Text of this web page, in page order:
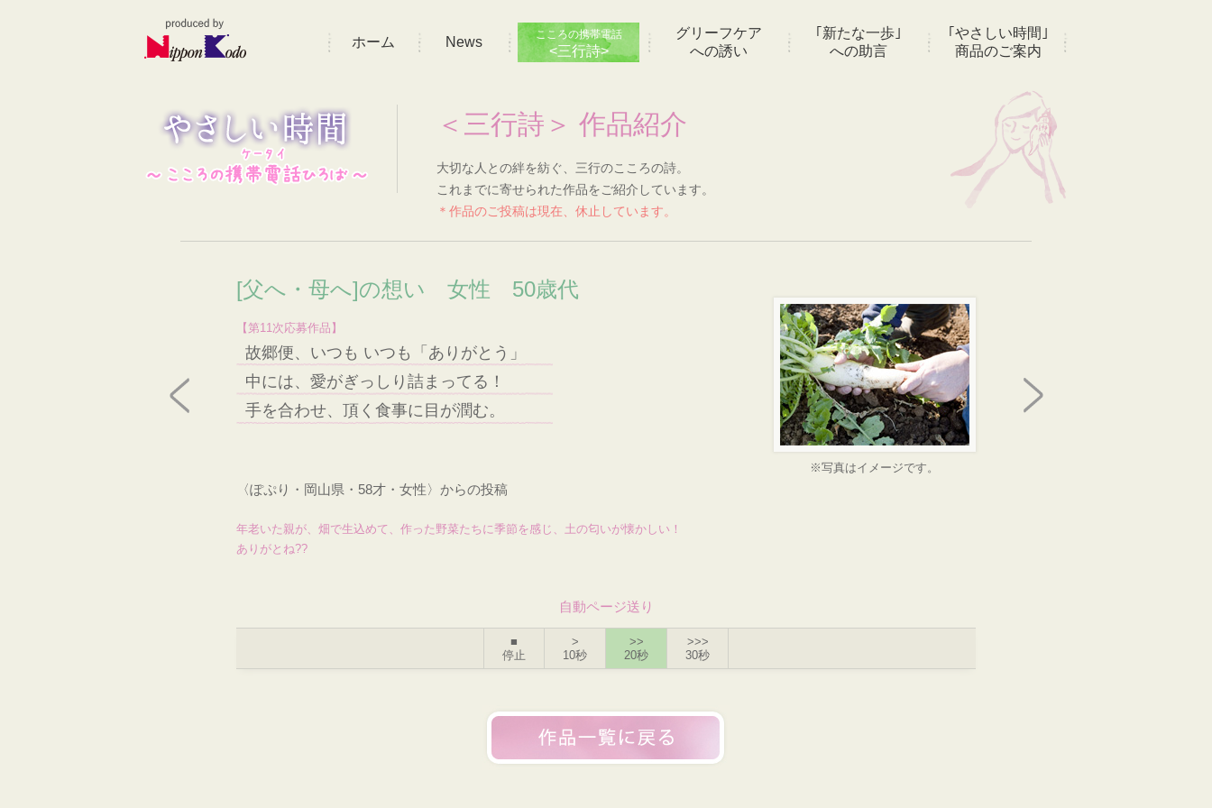
ホーム News こころの携帯電話
<三行詩>
グリーフケア
への誘い
｢新たな一歩｣
への助言
｢やさしい時間｣
商品のご案内
＜三行詩＞ 作品紹介
大切な人との絆を紡ぐ、三行のこころの詩。
これまでに寄せられた作品をご紹介しています。
＊作品のご投稿は現在、休止しています。
[父へ・母へ]の想い 女性 50歳代
【第11次応募作品】
故郷便、いつも いつも「ありがとう」
中には、愛がぎっしり詰まってる！
手を合わせ、頂く食事に目が潤む。
※写真はイメージです。
〈ぽぷり・岡山県・58才・女性〉からの投稿
年老いた親が、畑で生込めて、作った野菜たちに季節を感じ、土の匂いが懐かしい！
ありがとね??
自動ページ送り
■
停止
>
10秒
>>
20秒
>>>
30秒